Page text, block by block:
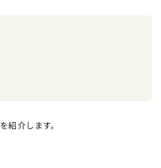
紹介します。